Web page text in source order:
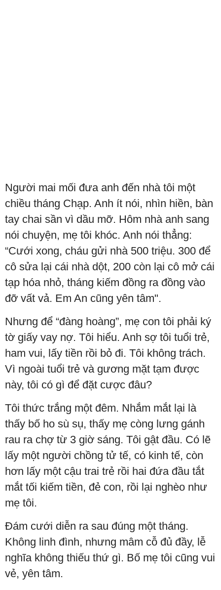
Người mai mối đưa anh đến nhà tôi một
chiều tháng Chạp. Anh ít nói, nhìn hiền, bàn
tay chai sần vì dầu mỡ. Hôm nhà anh sang
nói chuyện, mẹ tôi khóc. Anh nói thẳng:
“Cưới xong, cháu gửi nhà 500 triệu. 300 để
cô sửa lại cái nhà dột, 200 còn lại cô mở cái
tạp hóa nhỏ, tháng kiếm đồng ra đồng vào
đỡ vất vả. Em An cũng yên tâm".
Nhưng để “đàng hoàng”, mẹ con tôi phải ký
tờ giấy vay nợ. Tôi hiểu. Anh sợ tôi tuổi trẻ,
ham vui, lấy tiền rồi bỏ đi. Tôi không trách.
Vì ngoài tuổi trẻ và gương mặt tạm được
này, tôi có gì để đặt cược đâu?
Tôi thức trắng một đêm. Nhắm mắt lại là
thấy bố ho sù sụ, thấy mẹ còng lưng gánh
rau ra chợ từ 3 giờ sáng. Tôi gật đầu. Có lẽ
lấy một người chồng tử tế, có kinh tế, còn
hơn lấy một cậu trai trẻ rồi hai đứa đầu tắt
mắt tối kiếm tiền, đẻ con, rồi lại nghèo như
mẹ tôi.
Đám cưới diễn ra sau đúng một tháng.
Không linh đình, nhưng mâm cỗ đủ đầy, lễ
nghĩa không thiếu thứ gì. Bố mẹ tôi cũng vui
vẻ, yên tâm.